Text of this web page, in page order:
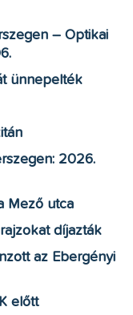
– Optikai
ünnepelték
2026.
Mező utca
díjazták
az Ebergényi
előtt